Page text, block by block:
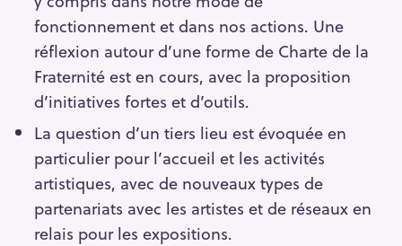
fonctionnement et dans nos actions. Une
réflexion autour d’une forme de Charte de la
Fraternité est en cours, avec la proposition
d’initiatives fortes et d’outils.
La question d’un tiers lieu est évoquée en
particulier pour l’accueil et les activités
artistiques, avec de nouveaux types de
partenariats avec les artistes et de réseaux en
relais pour les expositions.